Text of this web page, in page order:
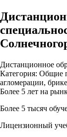
Дистанционное
Категория: Общие
агломерации,
Более 5 лет на
Более 5 тысяч
Лицензионный